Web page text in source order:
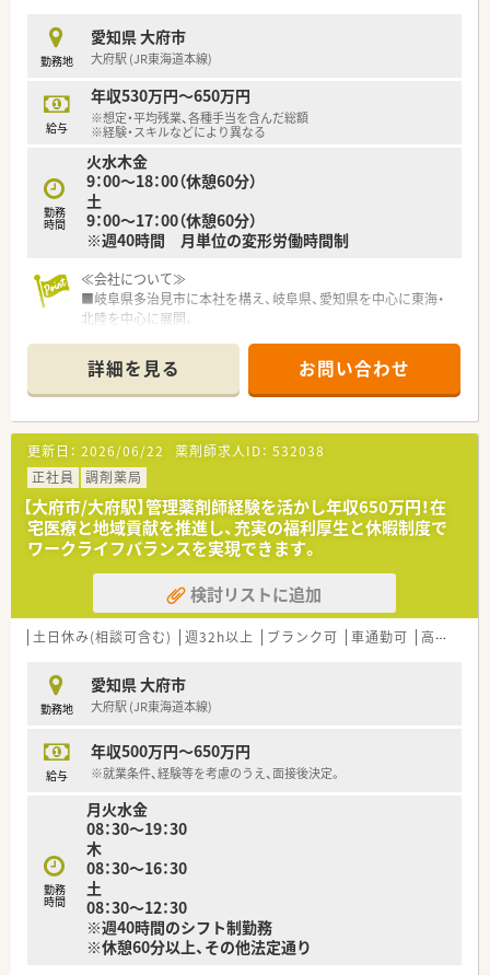
■充実した研修制度、人事制度、評価制度、キャリア支援制度等
があるのも特徴です
勤務地
愛知県 大府市
大府駅 (JR東海道本線)
給与
年収530万円～650万円
※想定・平均残業、各種手当を含んだ総額
※経験・スキルなどにより異なる
勤務
時間
火水木金
9：00～18：00（休憩60分）
土
9：00～17：00（休憩60分）
※週40時間 月単位の変形労働時間制
≪会社について≫
■岐阜県多治見市に本社を構え、岐阜県、愛知県を中心に東海・
北陸を中心に展開。
です。
■全体の店舗数は300店舗を超えており、年々店舗数の増加と共
に処方箋枚数も増えております。
■年間5店舗程のペースで、毎年新規出店しております。
■全店舗電子薬歴I-pad導入されており、１人１台ずつ各店舗に
用意されています。
■特別休暇取得率100％ です。全員がしっかり休むことも仕事
の一部だと考える企業です。
■グループとしてホールディングスを形成しており、組織体制・
経営基盤は盤石です。
■勉強会や集合研修などを実施し、スキルアップができる環境が
整っています。
■個人の成長を積極的に支援しています。（空いた時間などを利
用しての実務・資格取得に役立つ通信講座を約100コース用意
し、通信教育を受けやすい環境を整えています）
続けられる体制が整っています。
≪業務内容≫
す。
■患者様ひとりひとりと、しっかり向き合ってご対応いただける
≪おすすめポイント≫
■薬剤師ひとりひとりにアイパッドを支給し薬歴渋滞は起きま
せん。
■ドラッグストア併設型の店舗も多いですが、調剤業務に専念で
きる体制です。
■併設型のほか、調剤専門店舗や病院門前店舗など店舗形態も
様々あります。
詳細を見る お問い合わせ
更新日： 2026/06/22 薬剤師求人ID： 532038
正社員
調剤薬局
【大府市/大府駅】管理薬剤師経験を活かし年収650万円！在
宅医療と地域貢献を推進し、充実の福利厚生と休暇制度で
ワークライフバランスを実現できます。
検討リストに追加
土日休み(相談可含む) 週32h以上 ブランク可 車通勤可 高給与(600万円以上)
勤務地
愛知県 大府市
大府駅 (JR東海道本線)
給与
年収500万円～650万円
※就業条件、経験等を考慮のうえ、面接後決定。
勤務
時間
月火水金
08：30～19：30
木
08：30～16：30
土
08：30～12：30
※週40時間のシフト制勤務
※休憩60分以上、その他法定通り